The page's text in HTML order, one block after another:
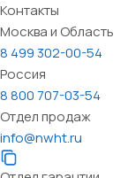
Контакты
Москва и Область
8 499 302-00-54
Россия
8 800 707-03-54
Отдел продаж
info@nwht.ru